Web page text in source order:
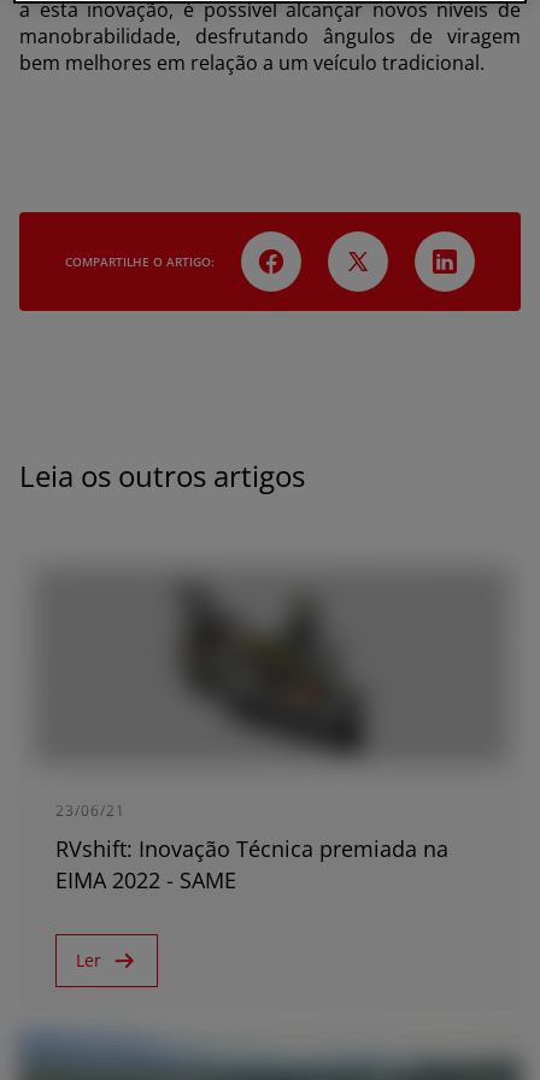
AND MIDDLE-
and Middle-East (English)
a esta inovação, é possível alcançar novos níveis de
manobrabilidade, desfrutando ângulos de viragem
bem melhores em relação a um veículo tradicional.
COMPARTILHE O ARTIGO:
Leia os outros artigos
23/06/21
RVshift: Inovação Técnica premiada na
EIMA 2022 - SAME
Ler